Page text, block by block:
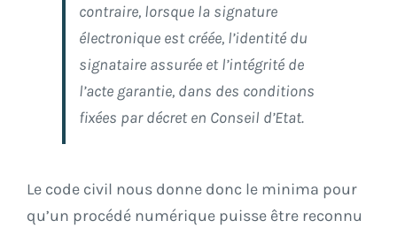
contraire, lorsque la signature
électronique est créée, l’identité du
signataire assurée et l’intégrité de
l’acte garantie, dans des conditions
fixées par décret en Conseil d’Etat.
Le code civil nous donne donc le minima pour
qu’un procédé numérique puisse être reconnu